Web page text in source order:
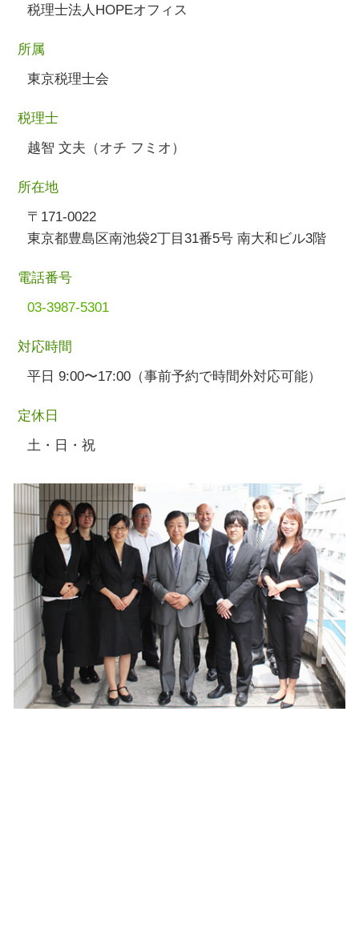
税理士法人HOPEオフィス
所属
東京税理士会
税理士
越智 文夫（オチ フミオ）
所在地
〒171-0022
東京都豊島区南池袋2丁目31番5号 南大和ビル3階
電話番号
03-3987-5301
対応時間
平日 9:00〜17:00（事前予約で時間外対応可能）
定休日
土・日・祝